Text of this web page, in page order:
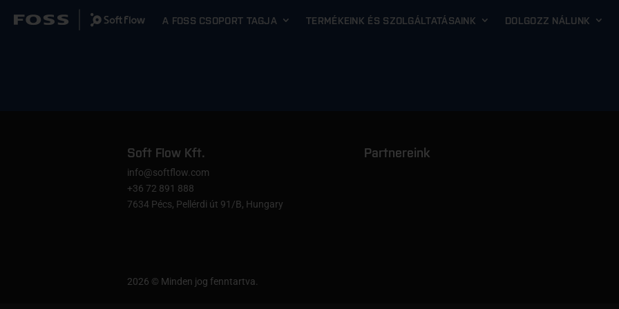
A FOSS CSOPORT TAGJA TERMÉKEINK ÉS SZOLGÁLTATÁSAINK DOLGOZZ NÁLUNK
Soft Flow Kft.
info@softflow.com
+36 72 891 888
7634 Pécs, Pellérdi út 91/B, Hungary
Partnereink
2026 © Minden jog fenntartva.